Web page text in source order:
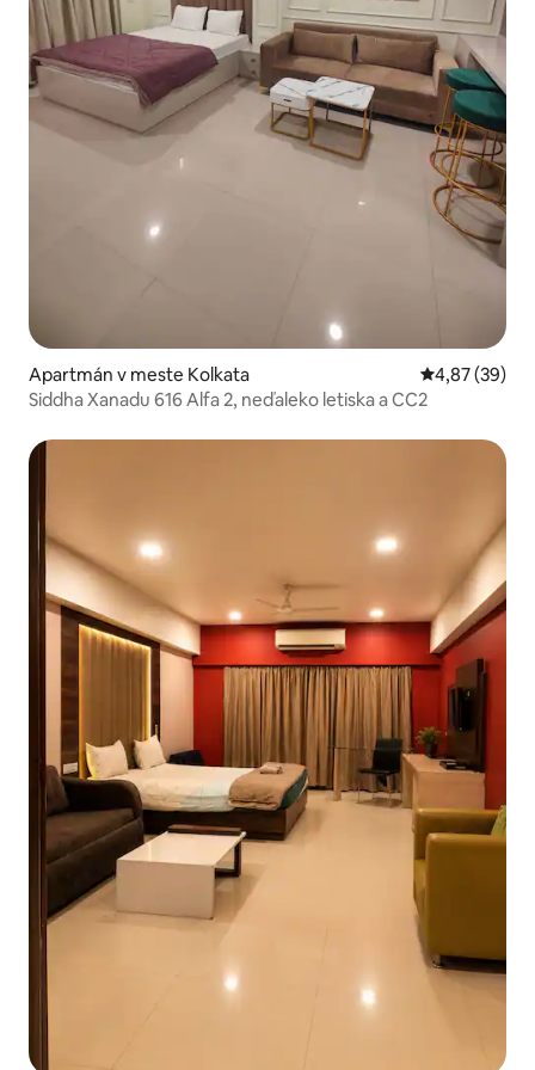
Apartmán v meste Kolkata Priemerné
4,87 (39)
Siddha Xanadu 616 Alfa 2, neďaleko letiska a CC2